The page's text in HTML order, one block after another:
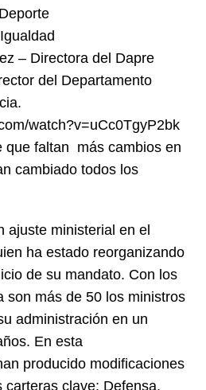
– Directora del Dapre
del Departamento
watch?v=uCc0TgyP2bk
que faltan más cambios en
cambiado todos los
ajuste ministerial en el
ha estado reorganizando
de su mandato. Con los
son más de 50 los ministros
administración en un
En esta
producido modificaciones
carteras clave: Defensa,